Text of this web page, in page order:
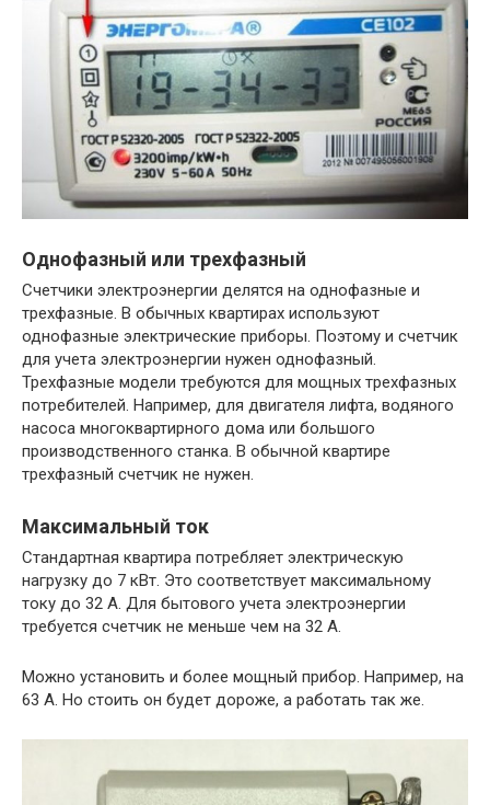
Однофазный или трехфазный
Счетчики электроэнергии делятся на однофазные и
трехфазные. В обычных квартирах используют
однофазные электрические приборы. Поэтому и счетчик
для учета электроэнергии нужен однофазный.
Трехфазные модели требуются для мощных трехфазных
потребителей. Например, для двигателя лифта, водяного
насоса многоквартирного дома или большого
производственного станка. В обычной квартире
трехфазный счетчик не нужен.
Максимальный ток
Стандартная квартира потребляет электрическую
нагрузку до 7 кВт. Это соответствует максимальному
току до 32 А. Для бытового учета электроэнергии
требуется счетчик не меньше чем на 32 А.
Можно установить и более мощный прибор. Например, на
63 А. Но стоить он будет дороже, а работать так же.